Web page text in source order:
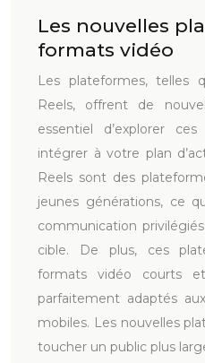
Les nouvelles
formats vidéo
Les plateformes, telles
Reels, offrent de
essentiel d’explorer
intégrer à votre plan
Reels sont des
jeunes générations, ce
communication
cible. De plus, ces
formats vidéo courts
parfaitement adaptés
mobiles. Les nouvelles
toucher un public plus